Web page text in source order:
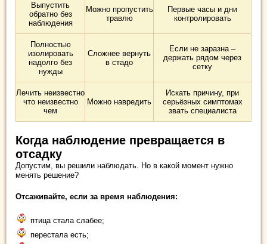
Выпустить
обратно без
наблюдения
Можно пропустить
травлю
Первые часы и дни
контролировать
Полностью
изолировать
надолго без
нужды
Сложнее вернуть
в стадо
Если не заразна –
держать рядом через
сетку
Лечить неизвестно
что неизвестно
чем
Можно навредить
Искать причину, при
серьёзных симптомах
звать специалиста
Когда наблюдение превращается в
отсадку
Допустим, вы решили наблюдать. Но в какой момент нужно
менять решение?
Отсаживайте, если за время наблюдения:
птица стала слабее;
перестала есть;